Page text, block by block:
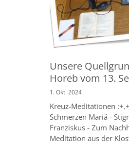
Unsere
Horeb vom 13.
1. Okt. 2024
Kreuz-Meditationen
Schmerzen Mariä -
Franziskus - Zum
Meditation aus der